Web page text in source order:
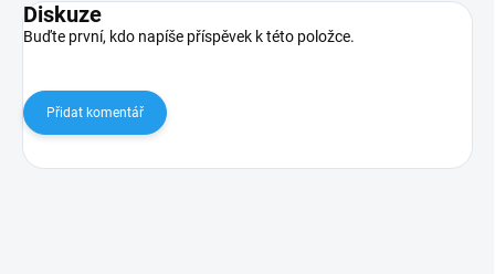
Diskuze
Buďte první, kdo napíše příspěvek k této položce.
Přidat komentář